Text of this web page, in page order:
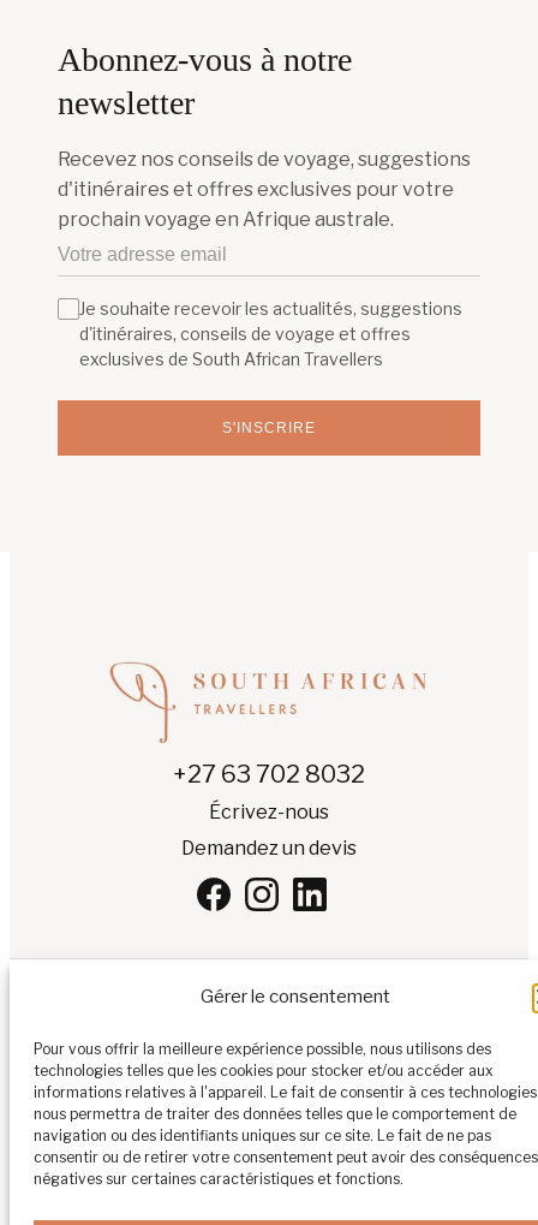
Gérer le consentement
Pour vous offrir la meilleure expérience possible, nous utilisons des
technologies telles que les cookies pour stocker et/ou accéder aux
informations relatives à l'appareil. Le fait de consentir à ces technologies
nous permettra de traiter des données telles que le comportement de
navigation ou des identifiants uniques sur ce site. Le fait de ne pas
consentir ou de retirer votre consentement peut avoir des conséquences
négatives sur certaines caractéristiques et fonctions.
Abonnez-vous à notre
newsletter
Recevez nos conseils de voyage, suggestions
d'itinéraires et offres exclusives pour votre
prochain voyage en Afrique australe.
S'INSCRIRE
Je souhaite recevoir les actualités, suggestions
d'itinéraires, conseils de voyage et offres
exclusives de South African Travellers
+27 63 702 8032
Écrivez-nous
Demandez un devis
© 2026 Tous droits réservés
Politique de confidentialité
Politique de cookies